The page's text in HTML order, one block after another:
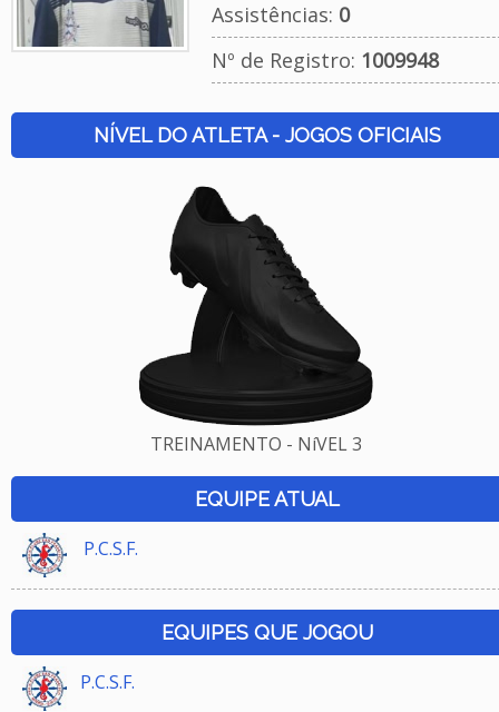
Assistências: 0
Nº de Registro: 1009948
NÍVEL DO ATLETA - JOGOS OFICIAIS
TREINAMENTO - NíVEL 3
EQUIPE ATUAL
P.C.S.F.
EQUIPES QUE JOGOU
P.C.S.F.